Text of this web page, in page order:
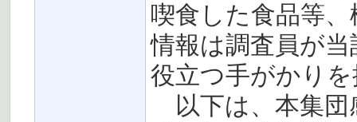
喫食した食品等
情報は調査員が
役立つ手がかり
以下は、本集団